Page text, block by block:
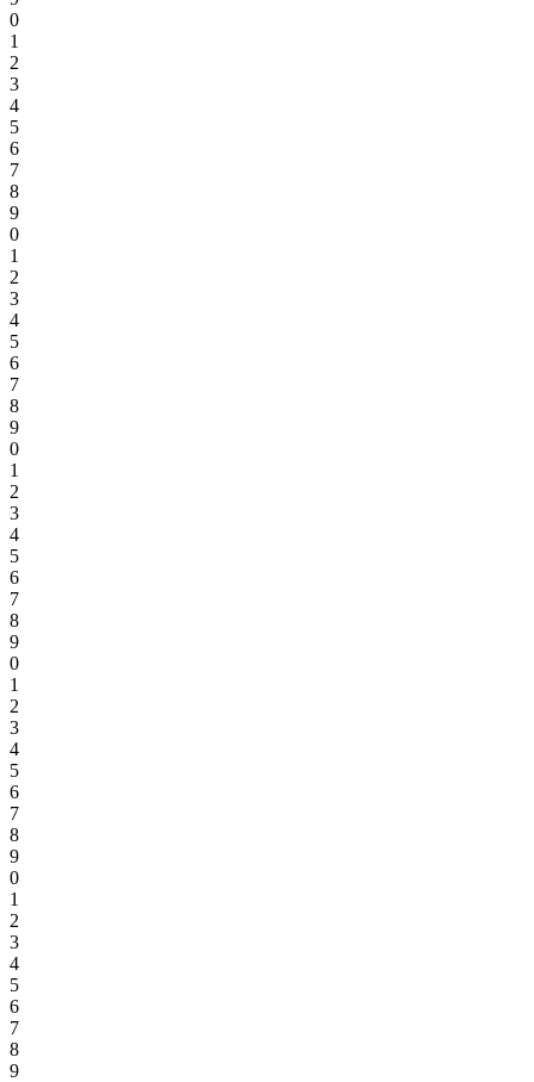
0
1
2
3
4
5
6
7
8
9
0
1
2
3
4
5
6
7
8
9
0
1
2
3
4
5
6
7
8
9
0
1
2
3
4
5
6
7
8
9
0
1
2
3
4
5
6
7
8
9